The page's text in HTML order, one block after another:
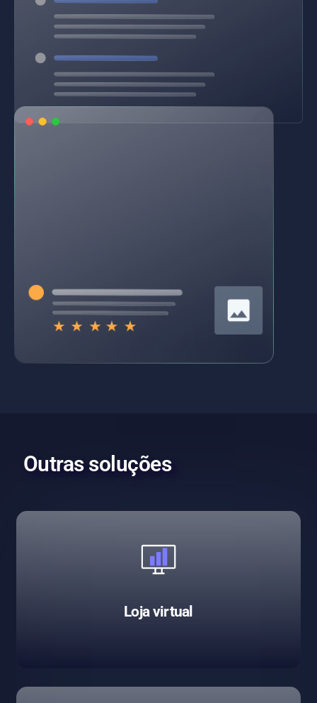
Outras soluções
Loja virtual